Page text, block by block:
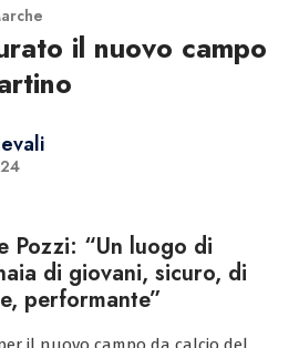
il nuovo campo
Pozzi: “Un luogo di
di giovani, sicuro, di
performante”